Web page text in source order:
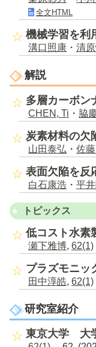
全文HTML
機械学習を利
溝口照康 ・ 清
解説
多層カーボン
CHEN, Ti ・ 脇
炭素材料の欠
山田泰弘 ・ 佐
表面欠陥を反
白石康浩 ・ 平
トピックス
低コスト水素
瀬下雅博, 62(1)
プラズモニッ
田中淳皓, 62(1)
研究室紹介
東京大学 大